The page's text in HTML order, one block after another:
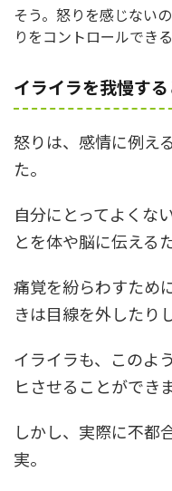
そう。怒りを感じない
りをコントロールでき
イライラを我慢す
怒りは、感情に例え
た。
自分にとってよくな
とを体や脳に伝える
痛覚を紛らわすため
きは目線を外したり
イライラも、このよ
ヒさせることができま
しかし、実際に不都
実。